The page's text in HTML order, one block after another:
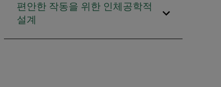
편안한 작동을 위한 인체공학적
설계